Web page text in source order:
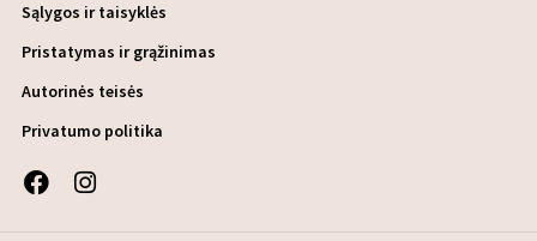
Sąlygos ir taisyklės
Pristatymas ir grąžinimas
Autorinės teisės
Privatumo politika